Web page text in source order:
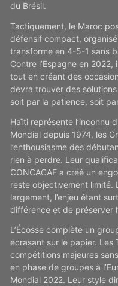
du Brésil.
Tactiquement, le Maroc
défensif compact,
transforme en 4-5-1 sans
Contre l’Espagne en
tout en créant des
devra trouver des
soit par la patience, soit
Haïti représente l’inconnu
Mondial depuis 1974, les
l’enthousiasme des
rien à perdre. Leur
CONCACAF a créé un
reste objectivement limité.
largement, l’enjeu étant
différence et de préserver
L’Écosse complète un
écrasant sur le papier. Les
compétitions majeures
en phase de groupes à
Mondial 2022. Leur style